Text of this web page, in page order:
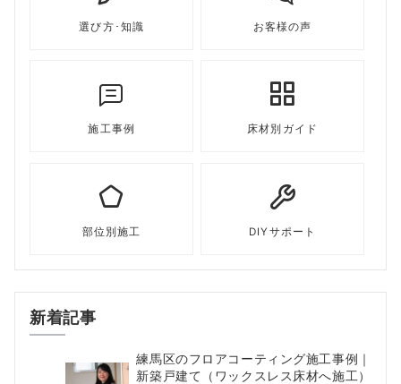
選び方･知識 お客様の声
施工事例 床材別ガイド
部位別施工 DIYサポート
新着記事
練馬区のフロアコーティング施工事例｜
新築戸建て（ワックスレス床材へ施工）